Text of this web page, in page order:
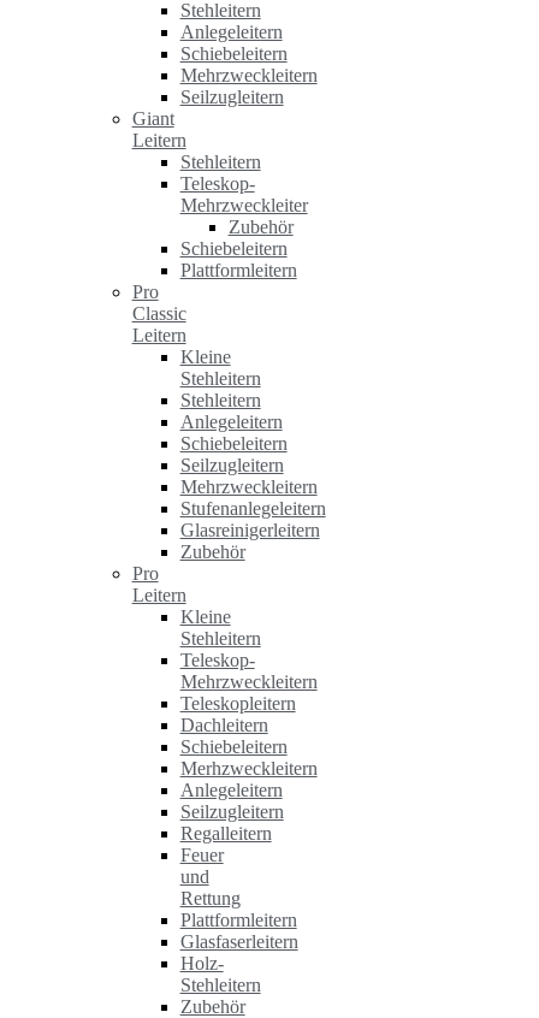
Stehleitern
Anlegeleitern
Schiebeleitern
Mehrzweckleitern
Seilzugleitern
Giant
Leitern
Stehleitern
Teleskop-
Mehrzweckleiter
Zubehör
Schiebeleitern
Plattformleitern
Pro
Classic
Leitern
Kleine
Stehleitern
Stehleitern
Anlegeleitern
Schiebeleitern
Seilzugleitern
Mehrzweckleitern
Stufenanlegeleitern
Glasreinigerleitern
Zubehör
Pro
Leitern
Kleine
Stehleitern
Teleskop-
Mehrzweckleitern
Teleskopleitern
Dachleitern
Schiebeleitern
Merhzweckleitern
Anlegeleitern
Seilzugleitern
Regalleitern
Feuer
und
Rettung
Plattformleitern
Glasfaserleitern
Holz-
Stehleitern
Zubehör